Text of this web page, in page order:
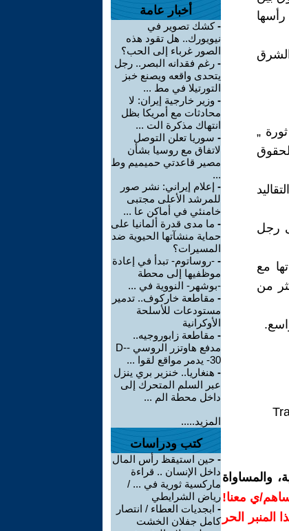
„
رجل
مع
من
والمساواة
ي معنا!
المنبر الحر
أخبار عامة
-كشك تصوير في
نيويورك.. هل تقود هذه
الصور غرباء إلى الحب؟
- رغم فقدانه البصر.. رجل
يتحدى واقعه ويصنع خبز
التورتيلا في مط ...
- وزير خارجية إيران: لا
محادثات مع أمريكا بظل
انتهاك مذكرة الت ...
- سوريا تعلن التوصل
لاتفاق مع روسيا بشأن
مصير قاعدتي حميميم وط
...
- إعلام إيراني: نشر صور
للمرشد الأعلى مجتبى
خامنئي في أماكن عا ...
- ما مدى قدرة ألمانيا على
حماية منشآتها الحيوية ضد
المسيرات؟
- -روساتوم- تبدأ في إعادة
موظفيها إلى محطة
-بوشهر- النووية في ...
- مقاطعة خاركوف.. تدمير
مستودعات للأسلحة
الأوكرانية
- مقاطعة زابوروجيه..
مدفع هاوتزر الروسي -D-
30- يدمر مواقع لقوا ...
- هنغاريا.. خنزير بري ينزل
عبر السلم المتحرك إلى
داخل محطة الم ...
المزيد.....
كتب ودراسات
- حين استيقظ رأس المال
داخل الإنسان .. قراءة
ماركسية ثورية في ... /
رياض الشرايطي
- ابجديات العطاء / انتصار
كامل جفلان الخشت